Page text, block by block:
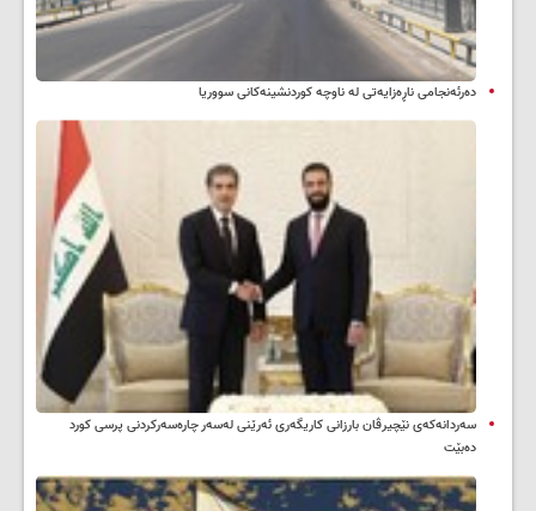
دەرئەنجامی ناڕەزایەتی لە ناوچە کوردنشینەکانی سووریا
سه‌ردانه‌کەی نێچیرڤان بارزانی كاریگه‌ری ئه‌رێنی له‌سه‌ر چاره‌سه‌ركردنی پرسی كورد
ده‌بێت